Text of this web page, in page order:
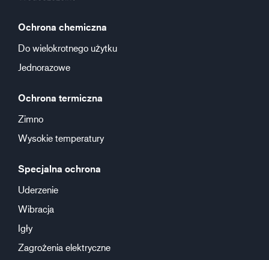
Ochrona chemiczna
Do wielokrotnego użytku
Jednorazowe
Ochrona termiczna
Zimno
Wysokie temperatury
Specjalna ochrona
Uderzenie
Wibracja
Igły
Zagrożenia elektryczne